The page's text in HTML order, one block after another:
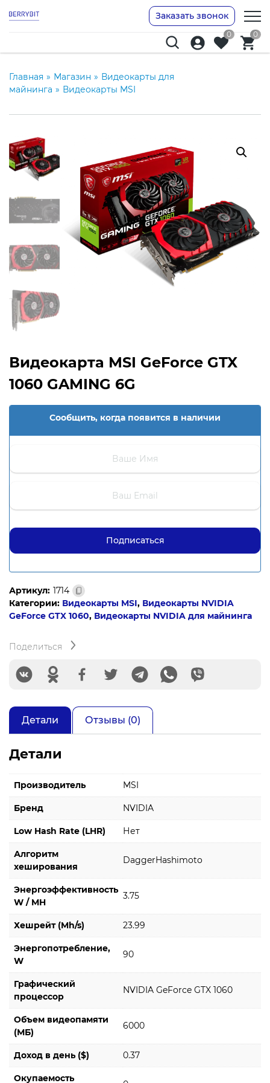
Заказать звонок
0 0
Главная » Магазин » Видеокарты для
майнинга » Видеокарты MSI
Видеокарта MSI GeForce GTX
1060 GAMING 6G
Сообщить, когда появится в наличии
Артикул: 1714
Категории: Видеокарты MSI, Видеокарты NVIDIA
GeForce GTX 1060, Видеокарты NVIDIA для майнинга
Поделиться
Детали Отзывы (0)
Детали
Производитель MSI
Бренд NVIDIA
Low Hash Rate (LHR) Нет
Алгоритм
хеширования
DaggerHashimoto
Энергоэффективность
W / MH
3.75
Хешрейт (Mh/s) 23.99
Энергопотребление,
W
90
Графический
процессор
NVIDIA GeForce GTX 1060
Объем видеопамяти
(МБ)
6000
Доход в день ($) 0.37
Окупаемость